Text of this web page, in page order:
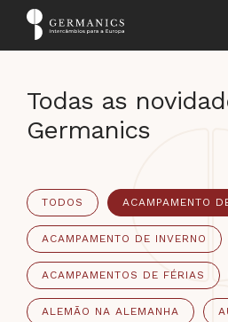
Todas as
Germanics
TODOS ACAMPAMENTO
ACAMPAMENTO DE INVERNO
ACAMPAMENTOS DE FÉRIAS
ALEMÃO NA ALEMANHA